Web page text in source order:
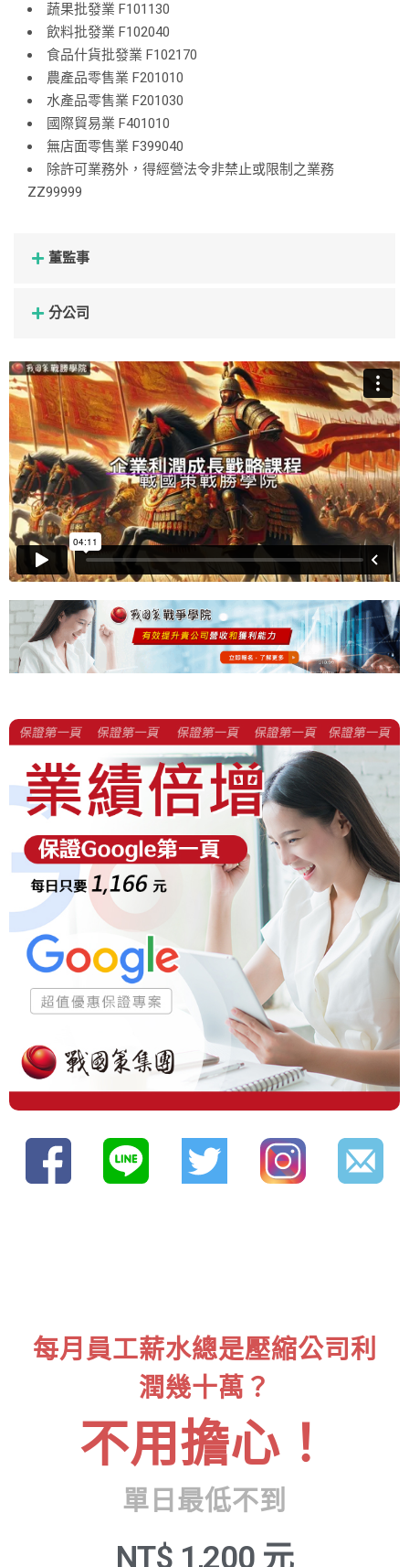
蔬果批發業 F101130
飲料批發業 F102040
食品什貨批發業 F102170
農產品零售業 F201010
水產品零售業 F201030
國際貿易業 F401010
無店面零售業 F399040
除許可業務外，得經營法令非禁止或限制之業務
ZZ99999
董監事
分公司
每月員工薪水總是壓縮公司利
潤幾十萬？
不用擔心！
單日最低不到
NT$ 1,200 元